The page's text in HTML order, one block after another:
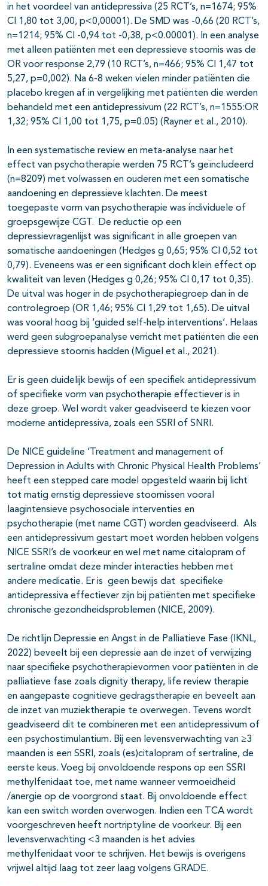
in het voordeel van antidepressiva (25 RCT’s, n=1674; 95%
CI 1,80 tot 3,00, p<0,00001). De SMD was -0,66 (20 RCT’s,
n=1214; 95% CI -0,94 tot -0,38, p<0.00001). In een analyse
met alleen patiënten met een depressieve stoornis was de
OR voor response 2,79 (10 RCT’s, n=466; 95% CI 1,47 tot
5,27, p=0,002). Na 6-8 weken vielen minder patiënten die
placebo kregen af ​​in vergelijking met patiënten die werden
behandeld met een antidepressivum (22 RCT’s, n=1555:OR
1,32; 95% CI 1,00 tot 1,75, p=0.05) (Rayner et al., 2010).
In een systematische review en meta-analyse naar het
effect van psychotherapie werden 75 RCT’s geïncludeerd
(n=8209) met volwassen en ouderen met een somatische
aandoening en depressieve klachten. De meest
toegepaste vorm van psychotherapie was individuele of
groepsgewijze CGT. De reductie op een
depressievragenlijst was significant in alle groepen van
somatische aandoeningen (Hedges g 0,65; 95% CI 0,52 tot
0,79). Eveneens was er een significant doch klein effect op
kwaliteit van leven (Hedges g 0,26; 95% CI 0,17 tot 0,35).
De uitval was hoger in de psychotherapiegroep dan in de
controlegroep (OR 1,46; 95% CI 1,29 tot 1,65). De uitval
was vooral hoog bij ‘guided self-help interventions’. Helaas
werd geen subgroepanalyse verricht met patiënten die een
depressieve stoornis hadden (Miguel et al., 2021).
Er is geen duidelijk bewijs of een specifiek antidepressivum
of specifieke vorm van psychotherapie effectiever is in
deze groep. Wel wordt vaker geadviseerd te kiezen voor
moderne antidepressiva, zoals een SSRI of SNRI.
De NICE guideline ‘Treatment and management of
Depression in Adults with Chronic Physical Health Problems‘
heeft een stepped care model opgesteld waarin bij licht
tot matig ernstig depressieve stoornissen vooral
laagintensieve psychosociale interventies en
psychotherapie (met name CGT) worden geadviseerd. Als
een antidepressivum gestart moet worden hebben volgens
NICE SSRI’s de voorkeur en wel met name citalopram of
sertraline omdat deze minder interacties hebben met
andere medicatie. Er is geen bewijs dat specifieke
antidepressiva effectiever zijn bij patiënten met specifieke
chronische gezondheidsproblemen (NICE, 2009).
De richtlijn Depressie en Angst in de Palliatieve Fase (IKNL,
2022) beveelt bij een depressie aan de inzet of verwijzing
naar specifieke psychotherapievormen voor patiënten in de
palliatieve fase zoals dignity therapy, life review therapie
en aangepaste cognitieve gedragstherapie en beveelt aan
de inzet van muziektherapie te overwegen. Tevens wordt
geadviseerd dit te combineren met een antidepressivum of
een psychostimulantium. Bij een levensverwachting van ≥3
maanden is een SSRI, zoals (es)citalopram of sertraline, de
eerste keus. Voeg bij onvoldoende respons op een SSRI
methylfenidaat toe, met name wanneer vermoeidheid
/anergie op de voorgrond staat. Bij onvoldoende effect
kan een switch worden overwogen. Indien een TCA wordt
voorgeschreven heeft nortriptyline de voorkeur. Bij een
levensverwachting <3 maanden is het advies
methylfenidaat voor te schrijven. Het bewijs is overigens
vrijwel altijd laag tot zeer laag volgens GRADE.